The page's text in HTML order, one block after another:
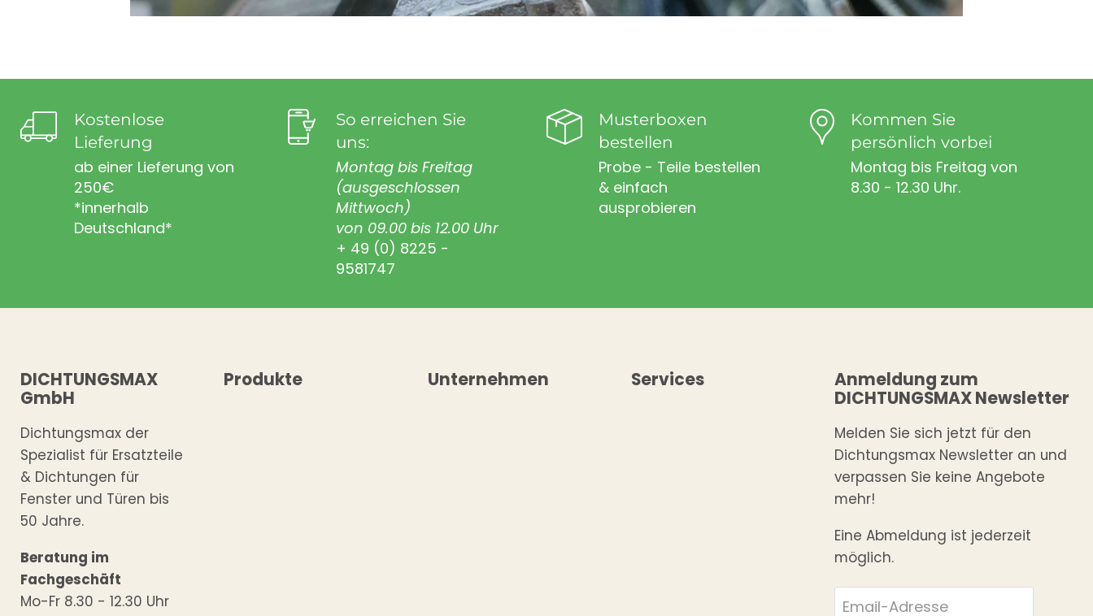
Kostenlose
Lieferung
ab einer Lieferung von
250€
*innerhalb
Deutschland*
So erreichen Sie
uns:
Montag bis Freitag
(ausgeschlossen
Mittwoch)
von 09.00 bis 12.00 Uhr
+ 49 (0) 8225 -
9581747
Musterboxen
bestellen
Probe - Teile bestellen
& einfach
ausprobieren
Kommen Sie
persönlich vorbei
Montag bis Freitag von
8.30 - 12.30 Uhr.
DICHTUNGSMAX
GmbH
Dichtungsmax der
Spezialist für Ersatzteile
& Dichtungen für
Fenster und Türen bis
50 Jahre.
Beratung im
Fachgeschäft
Mo-Fr 8.30 - 12.30 Uhr
Produkte Unternehmen Services
Anmeldung zum
DICHTUNGSMAX Newsletter
Melden Sie sich jetzt für den
Dichtungsmax Newsletter an und
verpassen Sie keine Angebote
mehr!
Eine Abmeldung ist jederzeit
möglich.
Email-Adresse